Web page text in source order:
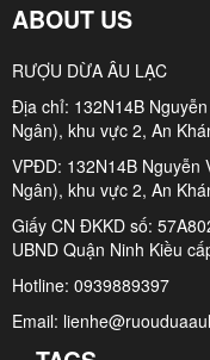
ABOUT US
RƯỢU DỪA ÂU LẠC
Địa chỉ: 132N14B
Ngân), khu vực 2, An
VPĐD: 132N14B
Ngân), khu vực 2, An
Giấy CN ĐKKD số:
UBND Quận Ninh Kiều
Hotline: 0939889397
Email: